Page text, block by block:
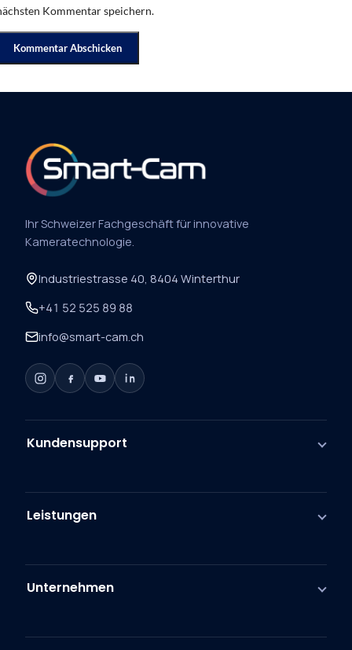
Kommentar speichern.
Ihr Schweizer Fachgeschäft für innovative
Kameratechnologie.
Industriestrasse 40, 8404 Winterthur
+41 52 525 89 88
info@smart-cam.ch
Kundensupport
Leistungen
Unternehmen